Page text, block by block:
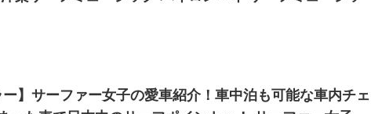
ー】サーファー女子の愛車紹介！車中泊も可能な車内チェ